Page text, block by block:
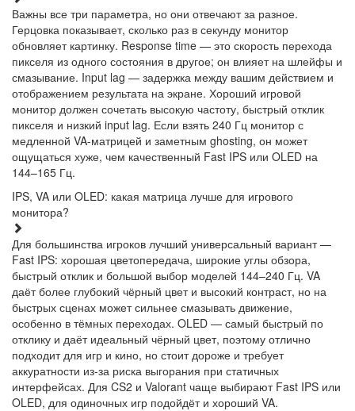
Важны все три параметра, но они отвечают за разное.
Герцовка показывает, сколько раз в секунду монитор
обновляет картинку. Response time — это скорость перехода
пикселя из одного состояния в другое; он влияет на шлейфы и
смазывание. Input lag — задержка между вашим действием и
отображением результата на экране. Хороший игровой
монитор должен сочетать высокую частоту, быстрый отклик
пикселя и низкий input lag. Если взять 240 Гц монитор с
медленной VA-матрицей и заметным ghosting, он может
ощущаться хуже, чем качественный Fast IPS или OLED на
144–165 Гц.
IPS, VA или OLED: какая матрица лучше для игрового
монитора?
Для большинства игроков лучший универсальный вариант —
Fast IPS: хорошая цветопередача, широкие углы обзора,
быстрый отклик и большой выбор моделей 144–240 Гц. VA
даёт более глубокий чёрный цвет и высокий контраст, но на
быстрых сценах может сильнее смазывать движение,
особенно в тёмных переходах. OLED — самый быстрый по
отклику и даёт идеальный чёрный цвет, поэтому отлично
подходит для игр и кино, но стоит дороже и требует
аккуратности из-за риска выгорания при статичных
интерфейсах. Для CS2 и Valorant чаще выбирают Fast IPS или
OLED, для одиночных игр подойдёт и хороший VA.